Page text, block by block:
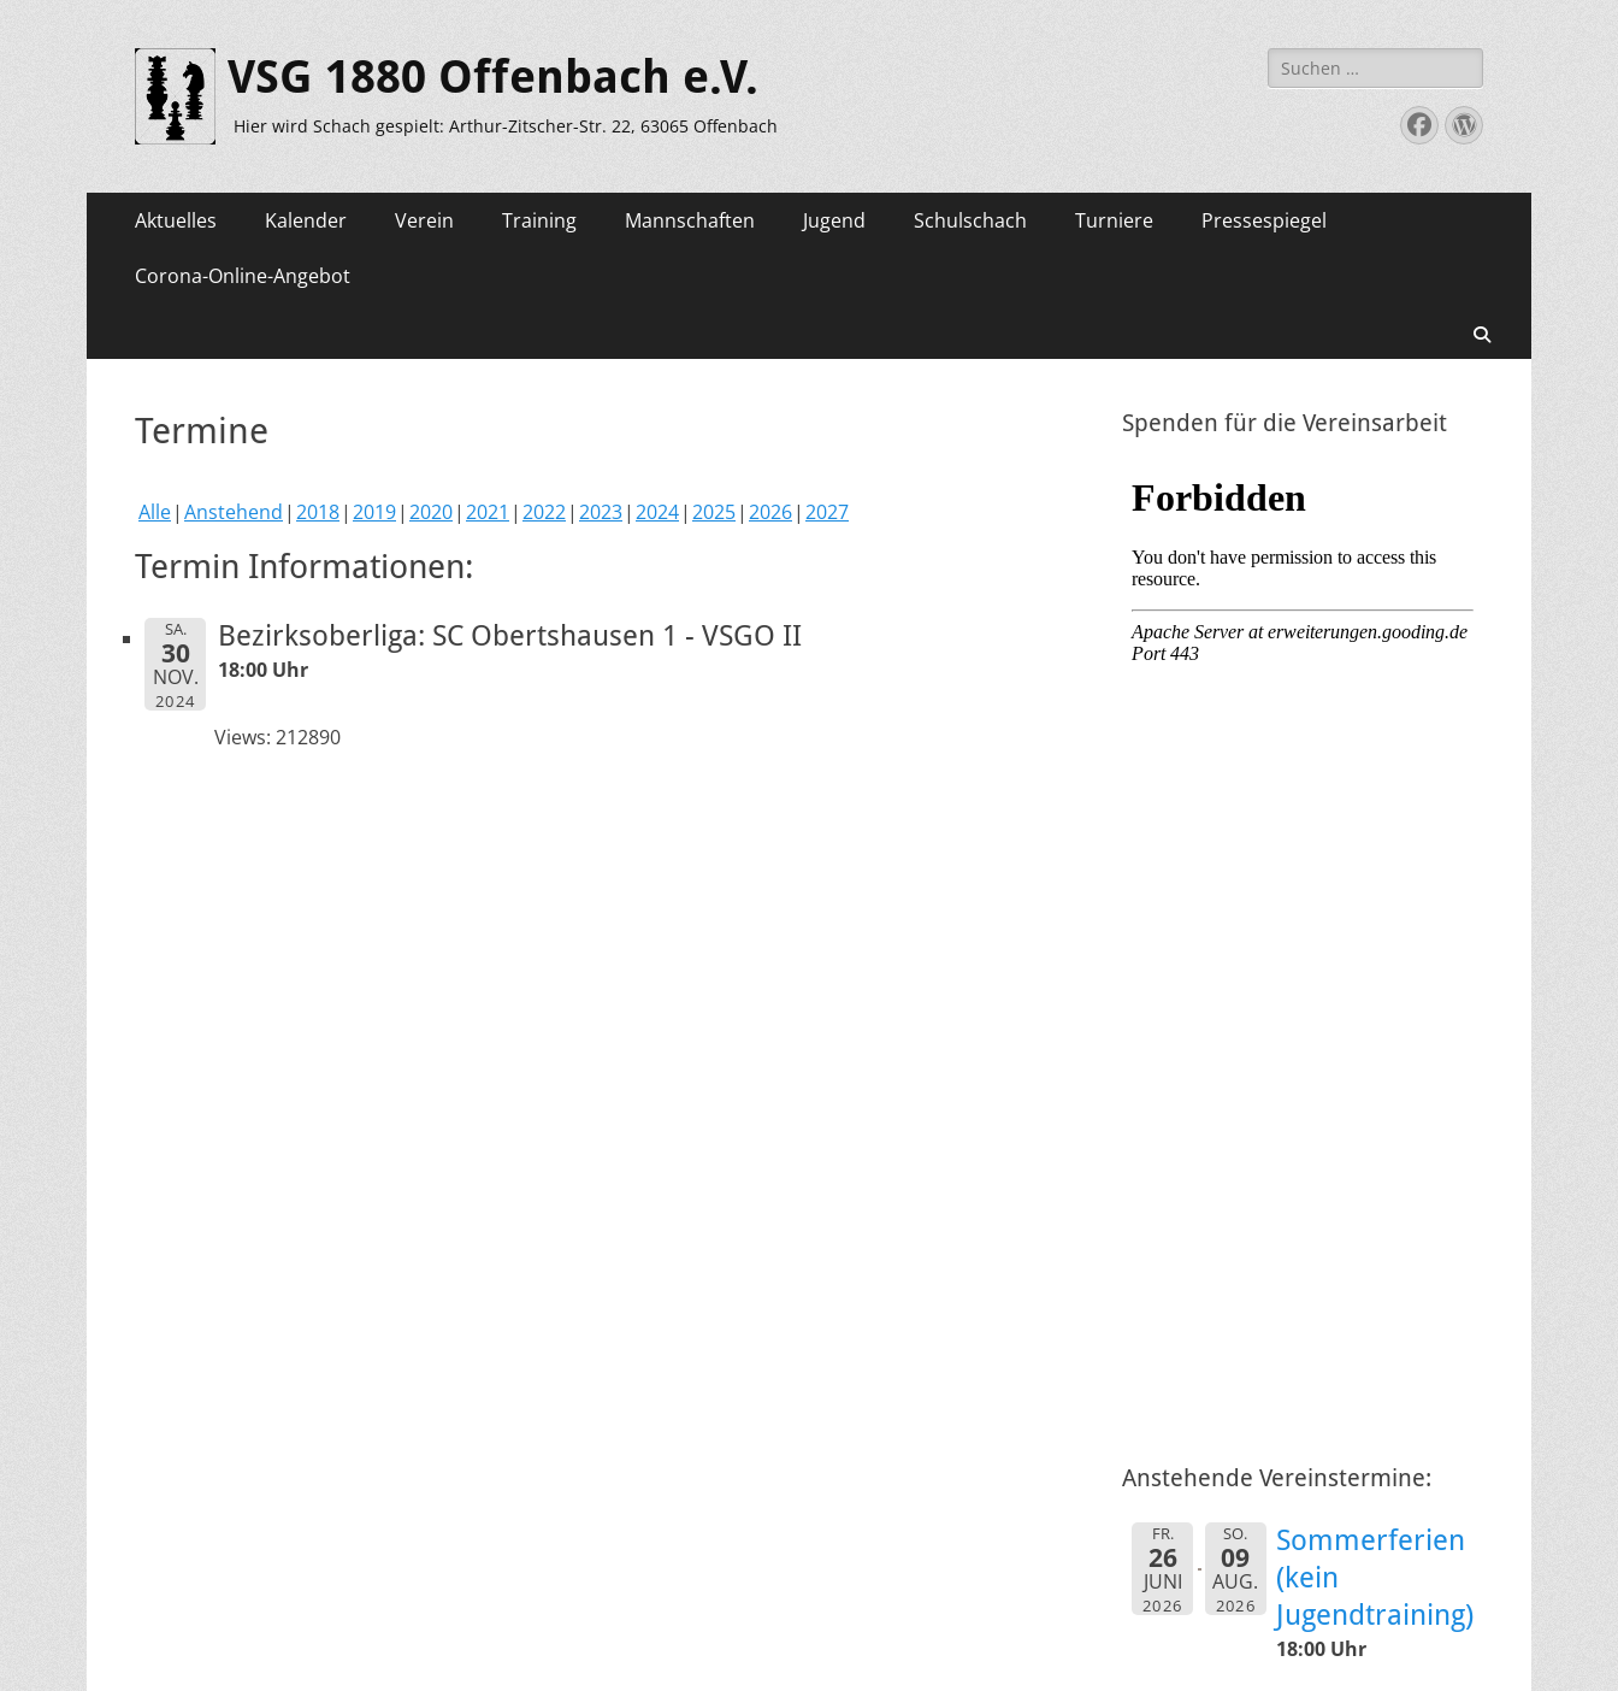
VSG 1880 Offenbach e.V.
Hier wird Schach gespielt: Arthur-Zitscher-Str. 22, 63065 Offenbach
Suche
nach:
Facebook
WordPress
Primäres
Zum
Inhalt
springen
Aktuelles Kalender Verein Training Mannschaften Jugend Schulschach Turniere Pressespiegel
Corona-Online-Angebot
Termine
Alle Anstehend 2018 2019 2020 2021 2022 2023 2024 2025 2026 2027
Termin Informationen:
SA.
30
NOV.
2024
Bezirksoberliga: SC Obertshausen 1 - VSGO II
18:00 Uhr
Views: 212890
Spenden für die Vereinsarbeit
Anstehende Vereinstermine:
FR.
26
JUNI
2026
SO.
09
AUG.
2026
Sommerferien
(kein
Jugendtraining)
18:00 Uhr